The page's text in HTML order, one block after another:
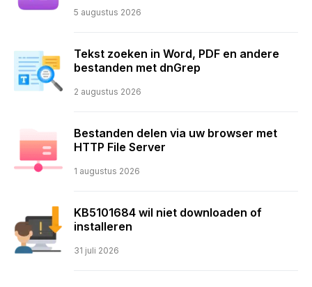
5 augustus 2026
Tekst zoeken in Word, PDF en andere
bestanden met dnGrep
2 augustus 2026
Bestanden delen via uw browser met
HTTP File Server
1 augustus 2026
KB5101684 wil niet downloaden of
installeren
31 juli 2026